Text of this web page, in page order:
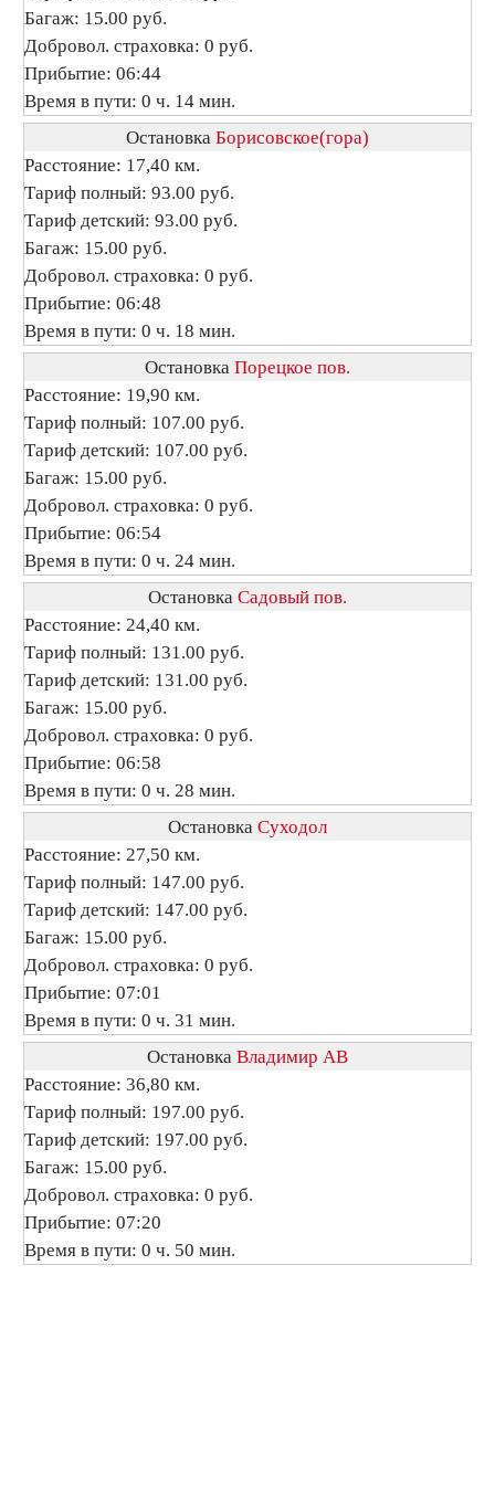
Багаж: 15.00 руб.
Добровол. страховка: 0 руб.
Прибытие: 06:44
Время в пути: 0 ч. 14 мин.
Остановка Борисовское(гора)
Расстояние: 17,40 км.
Тариф полный: 93.00 руб.
Тариф детский: 93.00 руб.
Багаж: 15.00 руб.
Добровол. страховка: 0 руб.
Прибытие: 06:48
Время в пути: 0 ч. 18 мин.
Остановка Порецкое пов.
Расстояние: 19,90 км.
Тариф полный: 107.00 руб.
Тариф детский: 107.00 руб.
Багаж: 15.00 руб.
Добровол. страховка: 0 руб.
Прибытие: 06:54
Время в пути: 0 ч. 24 мин.
Остановка Садовый пов.
Расстояние: 24,40 км.
Тариф полный: 131.00 руб.
Тариф детский: 131.00 руб.
Багаж: 15.00 руб.
Добровол. страховка: 0 руб.
Прибытие: 06:58
Время в пути: 0 ч. 28 мин.
Остановка Суходол
Расстояние: 27,50 км.
Тариф полный: 147.00 руб.
Тариф детский: 147.00 руб.
Багаж: 15.00 руб.
Добровол. страховка: 0 руб.
Прибытие: 07:01
Время в пути: 0 ч. 31 мин.
Остановка Владимир АВ
Расстояние: 36,80 км.
Тариф полный: 197.00 руб.
Тариф детский: 197.00 руб.
Багаж: 15.00 руб.
Добровол. страховка: 0 руб.
Прибытие: 07:20
Время в пути: 0 ч. 50 мин.